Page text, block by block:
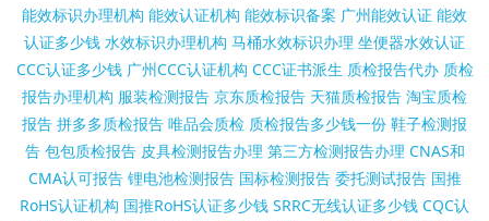
能效标识办理机构 能效认证机构 能效标识备案 广州能效认证 能效
认证多少钱 水效标识办理机构 马桶水效标识办理 坐便器水效认证
CCC认证多少钱 广州CCC认证机构 CCC证书派生 质检报告代办 质检
报告办理机构 服装检测报告 京东质检报告 天猫质检报告 淘宝质检
报告 拼多多质检报告 唯品会质检 质检报告多少钱一份 鞋子检测报
告 包包质检报告 皮具检测报告办理 第三方检测报告办理 CNAS和
CMA认可报告 锂电池检测报告 国标检测报告 委托测试报告 国推
RoHS认证机构 国推RoHS认证多少钱 SRRC无线认证多少钱 CQC认